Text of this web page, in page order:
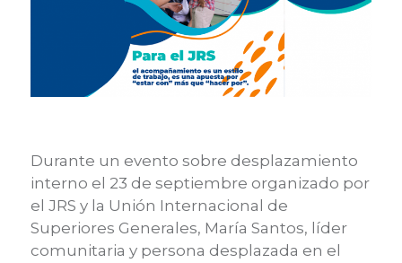
Durante un evento sobre desplazamiento
interno el 23 de septiembre organizado por
el JRS y la Unión Internacional de
Superiores Generales, María Santos, líder
comunitaria y persona desplazada en el